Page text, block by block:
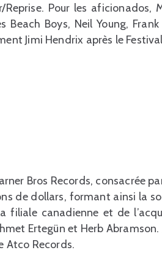
Pour les aficionados,
Boys, Neil Young,
Jimi Hendrix après le
Bros Records, consacrée
de dollars, formant ainsi la
filiale canadienne et de
Ertegün et Herb
Atco Records.